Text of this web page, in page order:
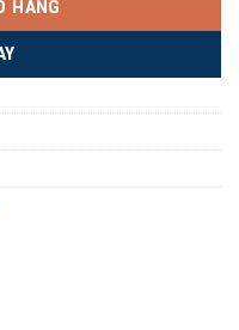
HÀNG